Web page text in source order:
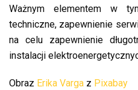
Ważnym elementem w
techniczne, zapewnienie
na celu zapewnienie
instalacji
Obraz Erika Varga z Pixabay